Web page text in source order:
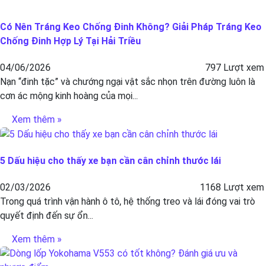
Có Nên Tráng Keo Chống Đinh Không? Giải Pháp Tráng Keo
Chống Đinh Hợp Lý Tại Hải Triều
04/06/2026
797 Lượt xem
Nạn “đinh tặc” và chướng ngại vật sắc nhọn trên đường luôn là
cơn ác mộng kinh hoàng của mọi...
Xem thêm »
5 Dấu hiệu cho thấy xe bạn cần cân chỉnh thước lái
02/03/2026
1168 Lượt xem
Trong quá trình vận hành ô tô, hệ thống treo và lái đóng vai trò
quyết định đến sự ổn...
Xem thêm »